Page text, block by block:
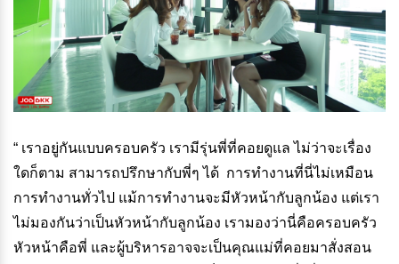
“ เราอยู่กันแบบครอบครัว เรามีรุ่นพี่ที่คอยดูแล ไม่ว่าจะเรื่อง
ใดก็ตาม สามารถปรึกษากับพี่ๆ ได้ การทำงานที่นี่ไม่เหมือน
การทำงานทั่วไป แม้การทำงานจะมีหัวหน้ากับลูกน้อง แต่เรา
ไม่มองกันว่าเป็นหัวหน้ากับลูกน้อง เรามองว่านี่คือครอบครัว
หัวหน้าคือพี่ และผู้บริหารอาจจะเป็นคุณแม่ที่คอยมาสั่งสอน